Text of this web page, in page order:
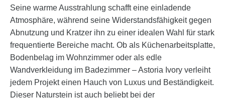
Seine warme Ausstrahlung schafft eine einladende
Atmosphäre, während seine Widerstandsfähigkeit gegen
Abnutzung und Kratzer ihn zu einer idealen Wahl für stark
frequentierte Bereiche macht. Ob als Küchenarbeitsplatte,
Bodenbelag im Wohnzimmer oder als edle
Wandverkleidung im Badezimmer – Astoria Ivory verleiht
jedem Projekt einen Hauch von Luxus und Beständigkeit.
Dieser Naturstein ist auch beliebt bei der